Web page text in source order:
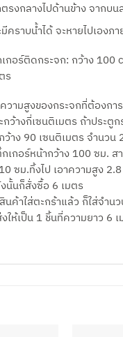
รงกลางไปด้านข้าง จากบน
คราบน้ำได้ จะหายไปเองภ
กอร์ติดกระจก: กว้าง 100
ร
วามสูงของกระจกที่ต้องกา
กว้างกี่เซนติเมตร ถ้าประตู
ว้าง 90 เซนติเมตร จำนวน
กอร์หน้ากว้าง 100 ซม. ส
ซม.ทิ้งไป เอาความสูง
นั้นก็สั่งซื้อ 6 เมตร
นค้าใส่ตะกร้าแล้ว ก็ใส่จำน
ให้เป็น 1 ชิ้นที่ความยาว 6